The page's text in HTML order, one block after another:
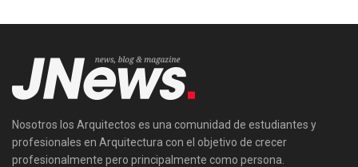
Nosotros los Arquitectos es una comunidad de estudiantes y
profesionales en Arquitectura con el objetivo de crecer
profesionalmente pero principalmente como persona.